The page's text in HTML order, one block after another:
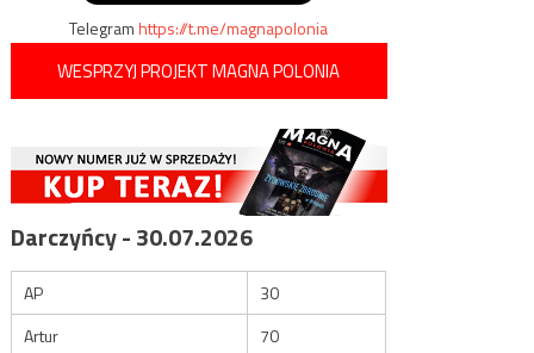
Telegramhttps://t.me/magnapolonia
WESPRZYJ PROJEKT MAGNA POLONIA
Darczyńcy - 30.07.2026
AP
30
Artur
70